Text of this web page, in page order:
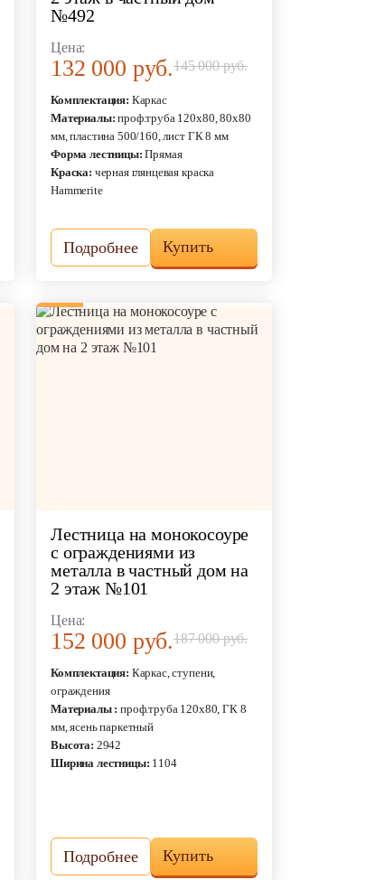
№492
Цена:
132 000 руб.145 000 руб.
Комплектация: Каркас
Материалы: проф.труба 120х80, 80х80
мм, пластина 500/160, лист ГК 8 мм
Форма лестницы: Прямая
Краска: черная глянцевая краска
Hammerite
Подробнее Купить
Лестница на монокосоуре
с ограждениями из
металла в частный дом на
2 этаж №101
Цена:
152 000 руб.187 000 руб.
Комплектация: Каркас, ступени,
ограждения
Материалы : проф.труба 120х80, ГК 8
мм, ясень паркетный
Высота: 2942
Ширина лестницы: 1104
Подробнее Купить